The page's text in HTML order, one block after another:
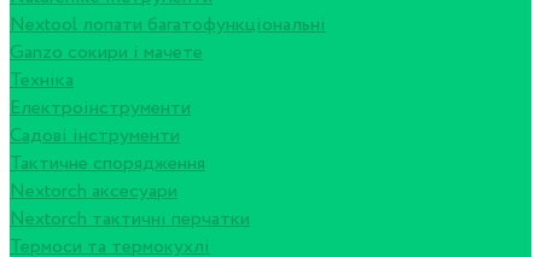
Nextool лопати багатофункціональні
Ganzo сокири і мачете
Техніка
Електроінструменти
Садові інструменти
Тактичне спорядження
Nextorch аксесуари
Nextorch тактичні перчатки
Термоси та термокухлі